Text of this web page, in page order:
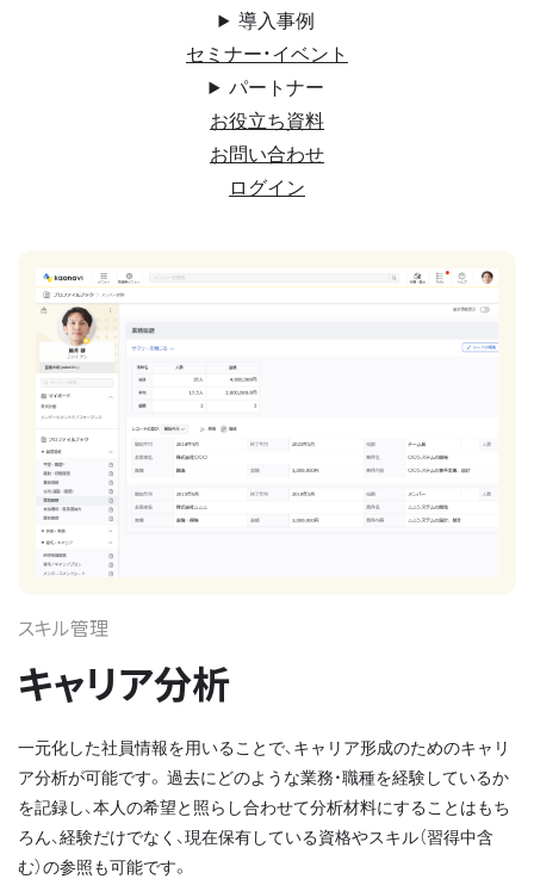
導入事例
セミナー・イベント
パートナー
お役立ち資料
お問い合わせ
ログイン
スキル管理
キャリア分析
一元化した社員情報を用いることで、キャリア形成のためのキャリ
ア分析が可能です。 過去にどのような業務・職種を経験しているか
を記録し、本人の希望と照らし合わせて分析材料にすることはもち
ろん、経験だけでなく、現在保有している資格やスキル（習得中含
む）の参照も可能です。